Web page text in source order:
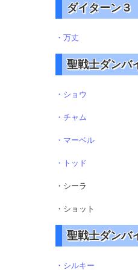
ダイターン３
・万丈
聖戦士ダンバ
・ショウ
・チャム
・マーベル
・トッド
・シーラ
・ショット
聖戦士ダン
・シルキー